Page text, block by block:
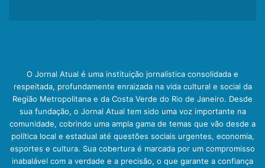
O Jornal Atual é uma instituição jornalística consolidada e
respeitada, profundamente enraizada na vida cultural e social da
Região Metropolitana e da Costa Verde do Rio de Janeiro. Desde
sua fundação, o Jornal Atual tem sido uma voz importante na
comunidade, cobrindo uma ampla gama de temas que vão desde a
política local e estadual até questões sociais urgentes, economia,
esportes e cultura. Sua cobertura é marcada por um compromisso
inabalável com a verdade e a precisão, o que garante a confiança